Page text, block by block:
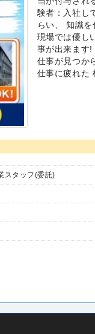
験者：入社し
らい、 知識
現場では優し
事が出来ます
仕事が見つか
仕事に疲れた
スタッフ(委託)